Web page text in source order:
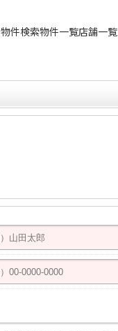
物件検索物件一覧店舗一覧